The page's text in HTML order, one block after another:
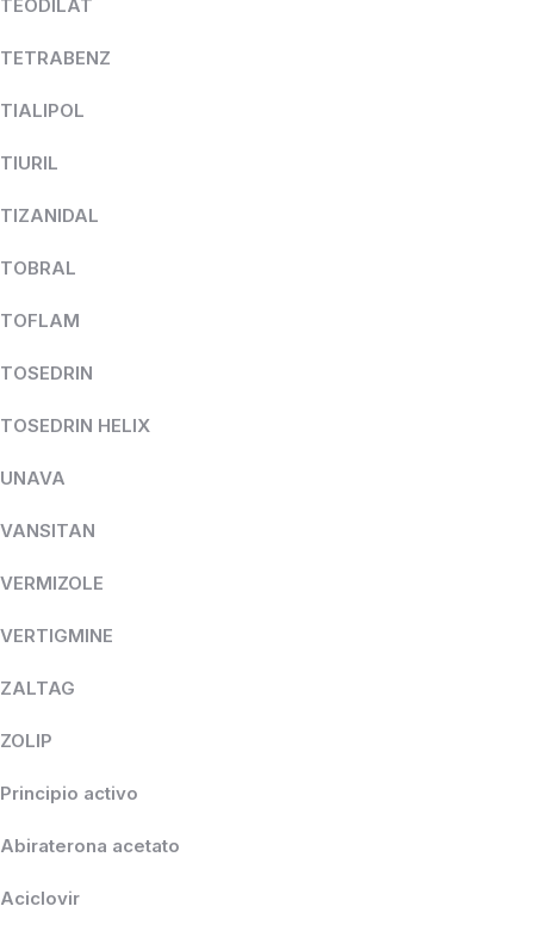
TEODILAT
TETRABENZ
TIALIPOL
TIURIL
TIZANIDAL
TOBRAL
TOFLAM
TOSEDRIN
TOSEDRIN HELIX
UNAVA
VANSITAN
VERMIZOLE
VERTIGMINE
ZALTAG
ZOLIP
Principio activo
Abiraterona acetato
Aciclovir